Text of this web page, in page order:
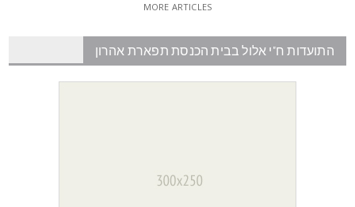
MORE ARTICLES
התועדות ח"י אלול בבית הכנסת תפארת אהרון